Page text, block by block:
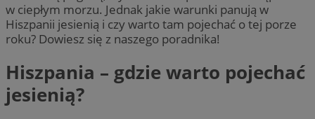
w ciepłym morzu. Jednak jakie warunki panują w
Hiszpanii jesienią i czy warto tam pojechać o tej porze
roku? Dowiesz się z naszego poradnika!
Hiszpania – gdzie warto pojechać
jesienią?